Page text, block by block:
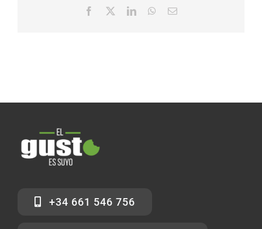
Facebook LinkedInWhatsApp
Correo
+34 661 546 756